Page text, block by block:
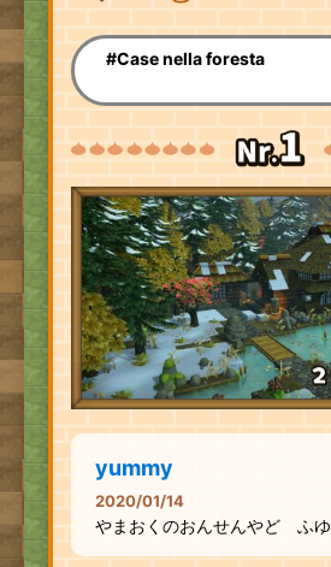
#Case nella foresta
yummy
2020/01/14
やまおくのおんせんやど ふゆ